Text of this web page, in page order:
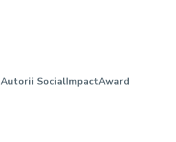
Autorii SocialImpactAward